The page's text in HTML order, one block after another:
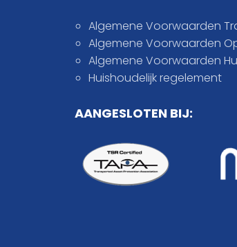
Algemene Voorwaarden
Algemene Voorwaarden
Algemene Voorwaarden
Huishoudelijk regelement
AANGESLOTEN BIJ: